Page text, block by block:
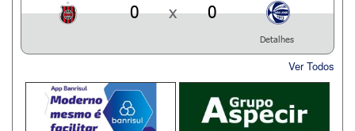
0 x 0
Detalhes
Ver Todos